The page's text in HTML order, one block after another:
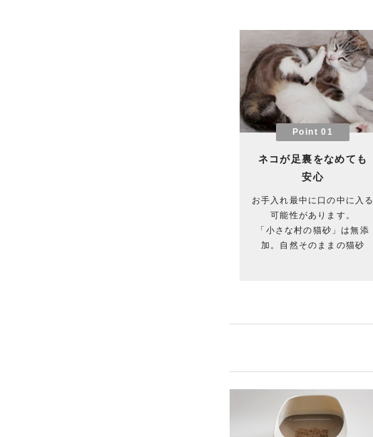
Point 01
ネコが足裏をなめても
安心
お手入れ最中に口の中に入る
可能性があります。
「小さな村の猫砂」は無添
加。自然そのままの猫砂